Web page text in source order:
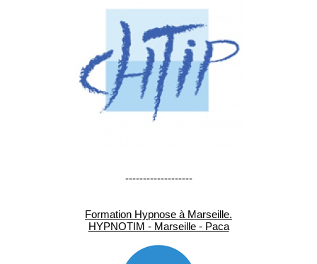
-------------------
Formation Hypnose à Marseille.
HYPNOTIM - Marseille - Paca